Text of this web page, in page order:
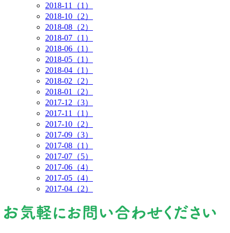
2018-11（1）
2018-10（2）
2018-08（2）
2018-07（1）
2018-06（1）
2018-05（1）
2018-04（1）
2018-02（2）
2018-01（2）
2017-12（3）
2017-11（1）
2017-10（2）
2017-09（3）
2017-08（1）
2017-07（5）
2017-06（4）
2017-05（4）
2017-04（2）